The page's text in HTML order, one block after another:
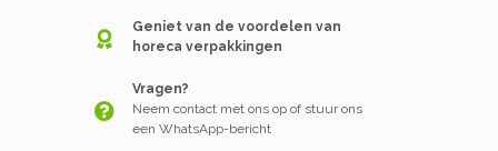
Geniet van de voordelen van
horeca verpakkingen
Vragen?
Neem contact met ons op of stuur ons
een WhatsApp-bericht